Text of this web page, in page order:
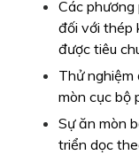
mòn cục bộ
Ưu điểm
hạt FY-
✪ Bàn mổ bằng
bảo trì và vệ